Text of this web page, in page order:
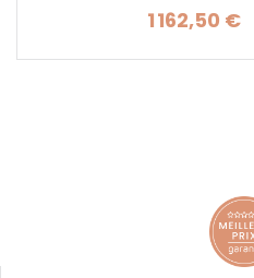
1 162,50 €